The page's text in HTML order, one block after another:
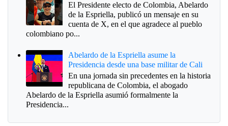
El Presidente electo de Colombia, Abelardo
de la Espriella, publicó un mensaje en su
cuenta de X, en el que agradece al pueblo
colombiano po...
Abelardo de la Espriella asume la
Presidencia desde una base militar de Cali
En una jornada sin precedentes en la historia
republicana de Colombia, el abogado
Abelardo de la Espriella asumió formalmente la
Presidencia...